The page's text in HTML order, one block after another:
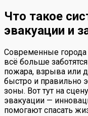
Что такое
эвакуации и
Современные
всё больше
пожара, взрыва или
быстро и правильно
зоны. Вот тут на
эвакуации —
помогают спасать